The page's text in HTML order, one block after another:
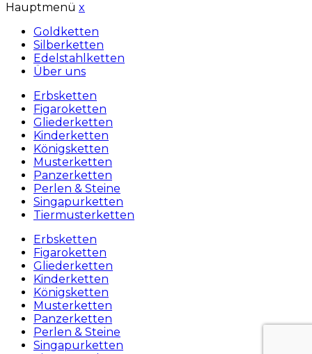
Hauptmenü x
Goldketten
Silberketten
Edelstahlketten
Über uns
Erbsketten
Figaroketten
Gliederketten
Kinderketten
Königsketten
Musterketten
Panzerketten
Perlen & Steine
Singapurketten
Tiermusterketten
Erbsketten
Figaroketten
Gliederketten
Kinderketten
Königsketten
Musterketten
Panzerketten
Perlen & Steine
Singapurketten